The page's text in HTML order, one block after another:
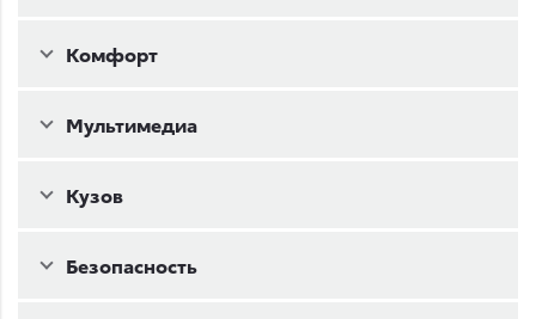
Комфорт
Мультимедиа
Кузов
Безопасность